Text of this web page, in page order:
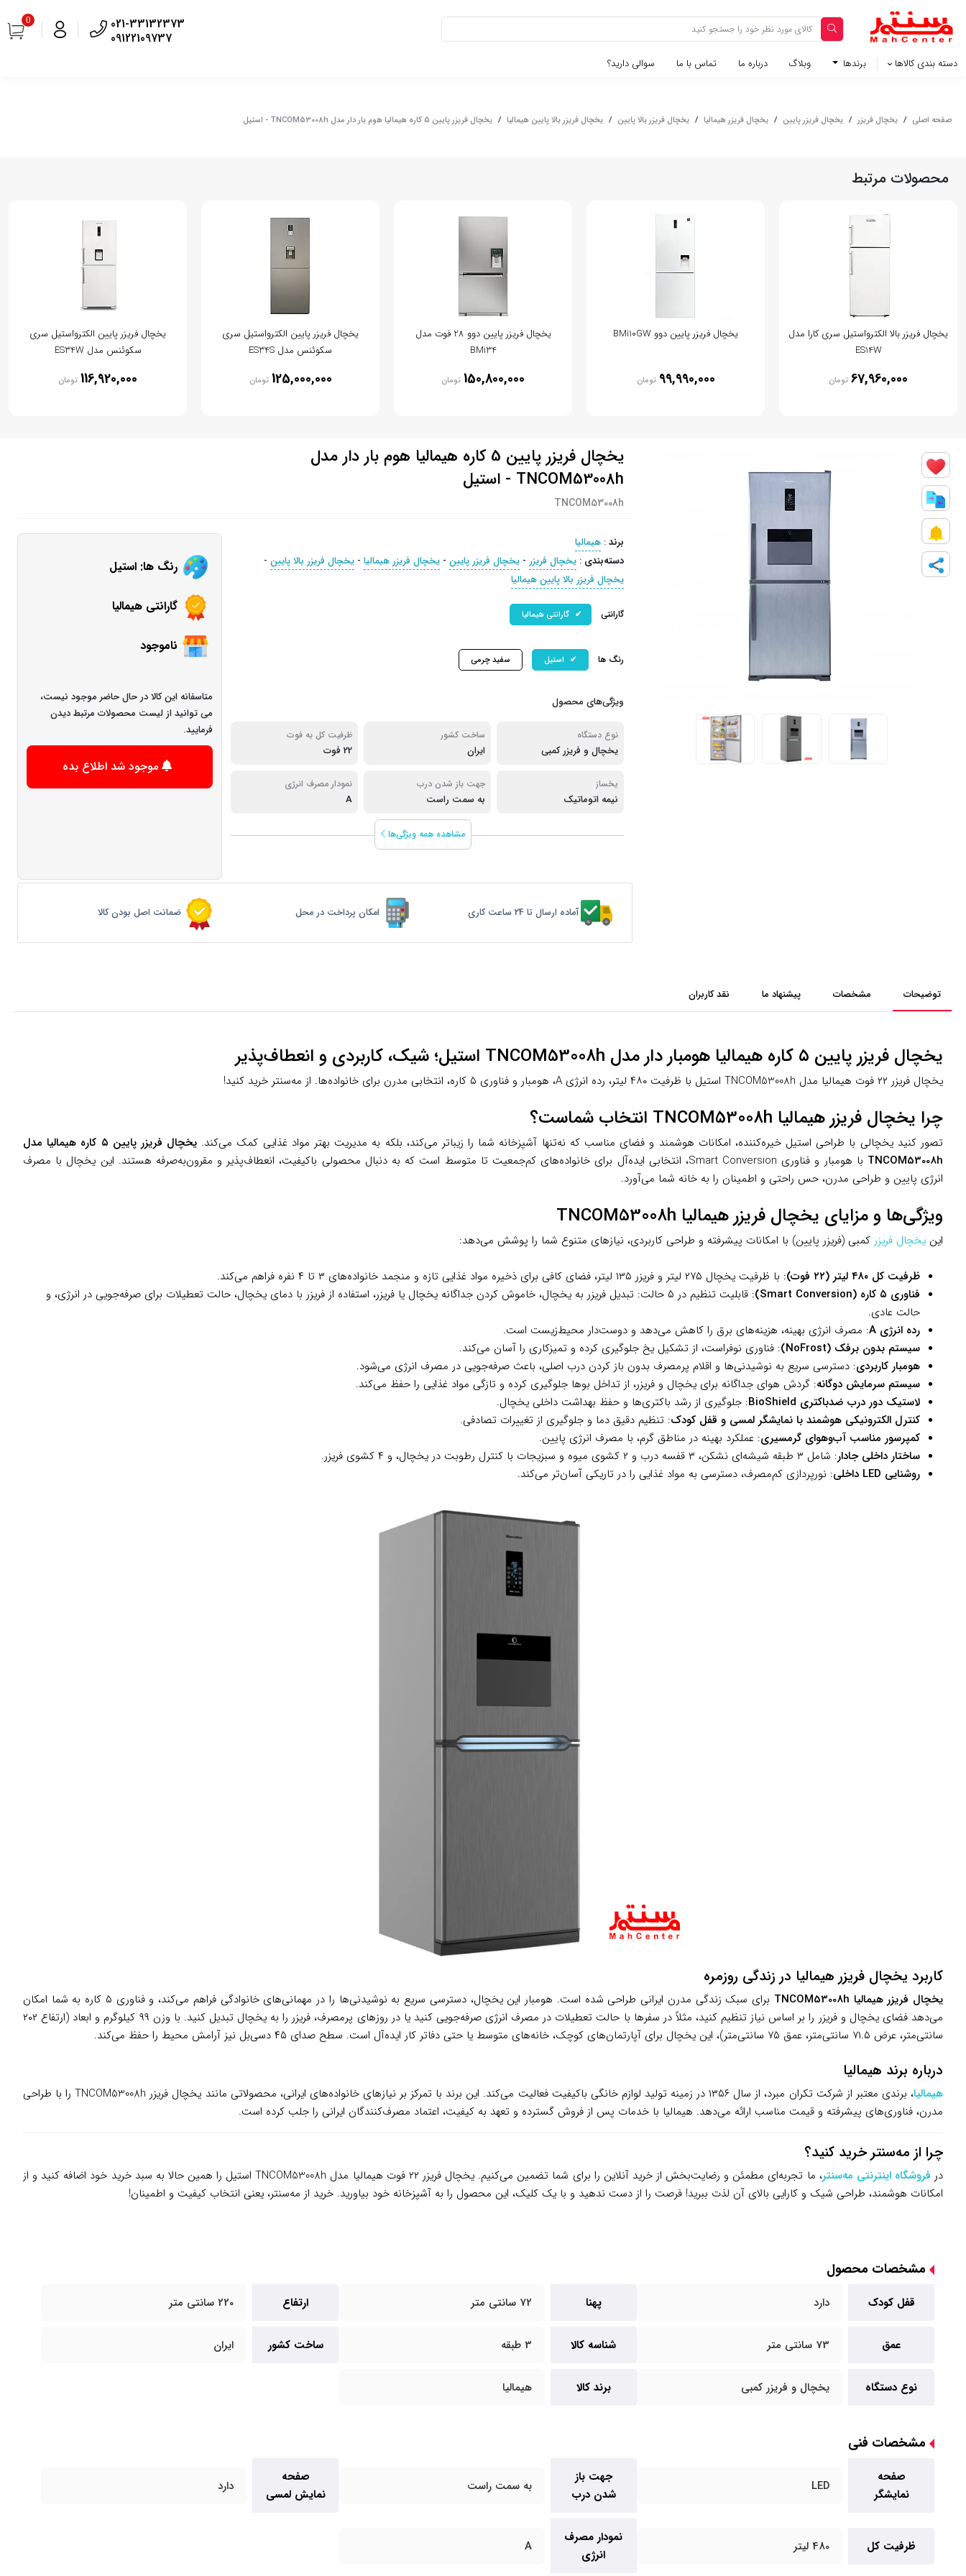
021-33132373
09122109737
0
دسته بندی کالاها برندها وبلاگ‌ درباره ما تماس با ما سوالی دارید؟
صفحه اصلی / یخچال فریزر / یخچال فریزر پایین / یخچال فریزر هیمالیا / یخچال فریزر بالا پایین / یخچال فریزر بالا پایین هیمالیا / یخچال فریزر پایین 5 کاره هیمالیا هوم بار دار مدل TNCOM53008h - استیل
محصولات مرتبط
یخچال فریزر بالا الکترواستیل سری کارا مدل
ES14W
67,960,000 تومان
یخچال فریزر پایین دوو BMi10GW
99,990,000 تومان
یخچال فریزر پایین دوو 28 فوت مدل
BMi34
150,800,000 تومان
یخچال فریزر پایین الکترواستیل سری
سکوئنس مدل ES34S
125,000,000 تومان
یخچال فریزر پایین الکترواستیل سری
سکوئنس مدل ES34W
116,920,000 تومان
یخچال فریزر پایین 5 کاره هیمالیا هوم بار دار مدل
TNCOM53008h - استیل
TNCOM53008h
برند: هیمالیا
دسته‌بندی : یخچال فریزر - یخچال فریزر پایین - یخچال فریزر هیمالیا - یخچال فریزر بالا پایین -
یخچال فریزر بالا پایین هیمالیا
گارانتی گارانتی هیمالیا
رنگ ها استیل سفید چرمی
ویژگی‌های محصول
نوع دستگاه
یخچال و فریزر کمبی
ساخت کشور
ایران
ظرفیت کل به فوت
22 فوت
یخساز
نیمه اتوماتیک
جهت باز شدن درب
به سمت راست
نمودار مصرف انرژی
A
مشاهده همه ویژگی‌ها
رنگ ها: استیل
گارانتی هیمالیا
ناموجود
متاسفانه این کالا در حال حاضر موجود نیست،
می توانید از لیست محصولات مرتبط دیدن
فرمایید.
موجود شد اطلاع بده
آماده ارسال تا 24 ساعت کاری امکان پرداخت در محل ضمانت اصل بودن کالا
توضیحات مشخصات پیشنهاد ما نقد کاربران
یخچال فریزر پایین ۵ کاره هیمالیا هومبار دار مدل TNCOM53008h استیل؛ شیک، کاربردی و انعطاف‌پذیر
یخچال فریزر ۲۲ فوت هیمالیا مدل TNCOM53008h استیل با ظرفیت ۴۸۰ لیتر، رده انرژی A، هومبار و فناوری ۵ کاره، انتخابی مدرن برای خانواده‌ها. از مه‌سنتر خرید کنید!
چرا یخچال فریزر هیمالیا TNCOM53008h انتخاب شماست؟
تصور کنید یخچالی با طراحی استیل خیره‌کننده، امکانات هوشمند و فضای مناسب که نه‌تنها آشپزخانه شما را زیباتر می‌کند، بلکه به مدیریت بهتر مواد غذایی کمک می‌کند.
یخچال فریزر پایین ۵ کاره هیمالیا مدل
TNCOM53008h
با هومبار و فناوری Smart Conversion، انتخابی ایده‌آل برای خانواده‌های کم‌جمعیت تا متوسط است که به دنبال محصولی باکیفیت، انعطاف‌پذیر و مقرون‌به‌صرفه هستند. این یخچال با مصرف
انرژی پایین و طراحی مدرن، حس راحتی و اطمینان را به خانه شما می‌آورد.
ویژگی‌ها و مزایای یخچال فریزر هیمالیا TNCOM53008h
این یخچال فریزر کمبی (فریزر پایین) با امکانات پیشرفته و طراحی کاربردی، نیازهای متنوع شما را پوشش می‌دهد:
ظرفیت کل ۴۸۰ لیتر (۲۲ فوت)
: با ظرفیت یخچال ۲۷۵ لیتر و فریزر ۱۳۵ لیتر، فضای کافی برای ذخیره مواد غذایی تازه و منجمد خانواده‌های ۳ تا ۴ نفره فراهم می‌کند.
فناوری ۵ کاره (Smart Conversion)
: قابلیت تنظیم در ۵ حالت: تبدیل فریزر به یخچال، خاموش کردن جداگانه یخچال یا فریزر، استفاده از فریزر با دمای یخچال، حالت تعطیلات برای صرفه‌جویی در انرژی، و
حالت عادی.
رده انرژی A
: مصرف انرژی بهینه، هزینه‌های برق را کاهش می‌دهد و دوست‌دار محیط‌زیست است.
سیستم بدون برفک (NoFrost)
: فناوری نوفراست، از تشکیل یخ جلوگیری کرده و تمیزکاری را آسان می‌کند.
هومبار کاربردی: دسترسی سریع به نوشیدنی‌ها و اقلام پرمصرف بدون باز کردن درب اصلی، باعث صرفه‌جویی در مصرف انرژی می‌شود.
سیستم سرمایش دوگانه: گردش هوای جداگانه برای یخچال و فریزر، از تداخل بوها جلوگیری کرده و تازگی مواد غذایی را حفظ می‌کند.
لاستیک دور درب ضدباکتری BioShield
: جلوگیری از رشد باکتری‌ها و حفظ بهداشت داخلی یخچال.
کنترل الکترونیکی هوشمند با نمایشگر لمسی و قفل کودک: تنظیم دقیق دما و جلوگیری از تغییرات تصادفی.
کمپرسور مناسب آب‌وهوای گرمسیری: عملکرد بهینه در مناطق گرم، با مصرف انرژی پایین.
ساختار داخلی جادار: شامل ۳ طبقه شیشه‌ای نشکن، ۳ قفسه درب و ۲ کشوی میوه و سبزیجات با کنترل رطوبت در یخچال، و ۴ کشوی فریزر.
روشنایی LED داخلی
: نورپردازی کم‌مصرف، دسترسی به مواد غذایی را در تاریکی آسان‌تر می‌کند.
کاربرد یخچال فریزر هیمالیا در زندگی روزمره
یخچال فریزر هیمالیا TNCOM53008h
برای سبک زندگی مدرن ایرانی طراحی شده است. هومبار این یخچال، دسترسی سریع به نوشیدنی‌ها را در مهمانی‌های خانوادگی فراهم می‌کند، و فناوری ۵ کاره به شما امکان
می‌دهد فضای یخچال و فریزر را بر اساس نیاز تنظیم کنید، مثلاً در سفرها با حالت تعطیلات در مصرف انرژی صرفه‌جویی کنید یا در روزهای پرمصرف، فریزر را به یخچال تبدیل کنید. با وزن ۹۹ کیلوگرم و ابعاد (ارتفاع ۲۰۲
سانتی‌متر، عرض ۷۱.۵ سانتی‌متر، عمق ۷۵ سانتی‌متر)، این یخچال برای آپارتمان‌های کوچک، خانه‌های متوسط یا حتی دفاتر کار ایده‌آل است. سطح صدای ۴۵ دسی‌بل نیز آرامش محیط را حفظ می‌کند.
درباره برند هیمالیا
هیمالیا
، برندی معتبر از شرکت تکران مبرد، از سال ۱۳۵۶ در زمینه تولید لوازم خانگی باکیفیت فعالیت می‌کند. این برند با تمرکز بر نیازهای خانواده‌های ایرانی، محصولاتی مانند یخچال فریزر TNCOM53008h را با طراحی
مدرن، فناوری‌های پیشرفته و قیمت مناسب ارائه می‌دهد. هیمالیا با خدمات پس از فروش گسترده و تعهد به کیفیت، اعتماد مصرف‌کنندگان ایرانی را جلب کرده است.
چرا از مه‌سنتر خرید کنید؟
در فروشگاه اینترنتی مه‌سنتر
، ما تجربه‌ای مطمئن و رضایت‌بخش از خرید آنلاین را برای شما تضمین می‌کنیم. یخچال فریزر ۲۲ فوت هیمالیا مدل TNCOM53008h استیل را همین حالا به سبد خرید خود اضافه کنید و از
امکانات هوشمند، طراحی شیک و کارایی بالای آن لذت ببرید! فرصت را از دست ندهید و با یک کلیک، این محصول را به آشپزخانه خود بیاورید. خرید از مه‌سنتر، یعنی انتخاب کیفیت و اطمینان!
مشخصات محصول
قفل کودک دارد پهنا 72 سانتی متر ارتفاع 220 سانتی متر
عمق 73 سانتی متر شناسه کالا 3 طبقه ساخت کشور ایران
نوع دستگاه یخچال و فریزر کمبی برند کالا هیمالیا
مشخصات فنی
صفحه
نمایشگر
LED
جهت باز
شدن درب
به سمت راست
صفحه
نمایش لمسی
دارد
ظرفیت کل 480 لیتر
نمودار مصرف
انرژی
A